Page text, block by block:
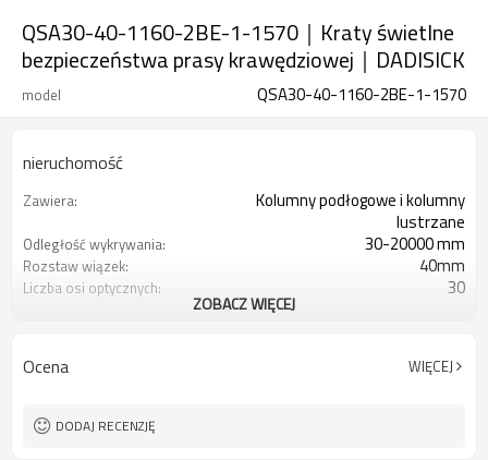
QSA30-40-1160-2BE-1-1570｜Kraty świetlne
bezpieczeństwa prasy krawędziowej｜DADISICK
model QSA30-40-1160-2BE-1-1570
nieruchomość
Zawiera:
Kolumny podłogowe i kolumny
lustrzane
Odległość wykrywania: 30-20000 mm
Rozstaw wiązek: 40mm
Liczba osi optycznych: 30
Wtyczka interfejsu:
Wyposażony w 7-pinowe złącze
Orzecznictwo:
ZOBACZ WIĘCEJ
Ocena WIĘCEJ
DODAJ RECENZJĘ